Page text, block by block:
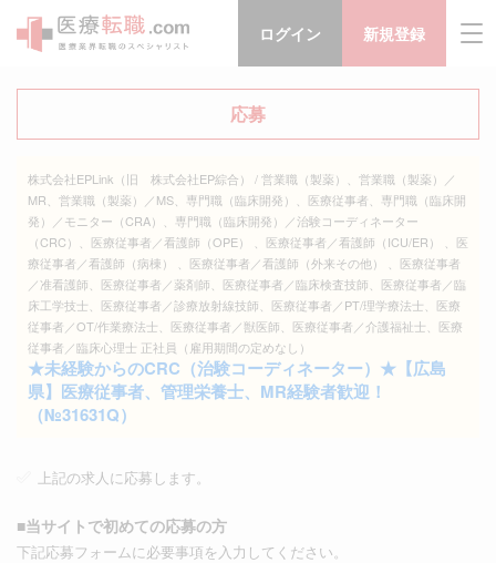
ログイン 新規登録
応募
株式会社EPLink（旧 株式会社EP綜合） / 営業職（製薬）、営業職（製薬）／
MR、営業職（製薬）／MS、専門職（臨床開発）、医療従事者、専門職（臨床開
発）／モニター（CRA）、専門職（臨床開発）／治験コーディネーター
（CRC）、医療従事者／看護師（OPE） 、医療従事者／看護師（ICU/ER） 、医
療従事者／看護師（病棟） 、医療従事者／看護師（外来その他） 、医療従事者
／准看護師、医療従事者／薬剤師、医療従事者／臨床検査技師、医療従事者／臨
床工学技士、医療従事者／診療放射線技師、医療従事者／PT/理学療法士、医療
従事者／OT/作業療法士、医療従事者／獣医師、医療従事者／介護福祉士、医療
従事者／臨床心理士 正社員（雇用期間の定めなし）
★未経験からのCRC（治験コーディネーター）★【広島
県】医療従事者、管理栄養士、MR経験者歓迎！
（№31631Q）
上記の求人に応募します。
■当サイトで初めての応募の方
下記応募フォームに必要事項を入力してください。